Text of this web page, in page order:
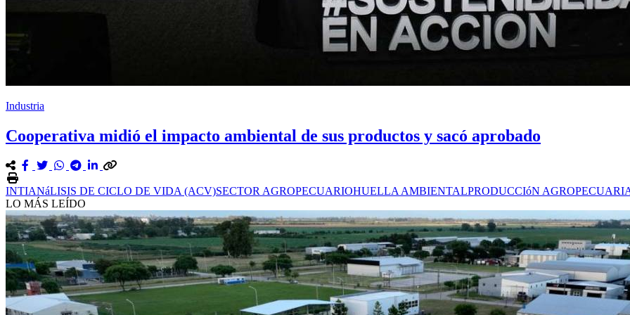
Industria
Cooperativa midió el impacto ambiental de sus productos y sacó aprobado
INTIANáLISIS DE CICLO DE VIDA (ACV)SECTOR AGROPECUARIOHUELLA AMBIENTALPRODUCCIóN
LO MÁS LEÍDO